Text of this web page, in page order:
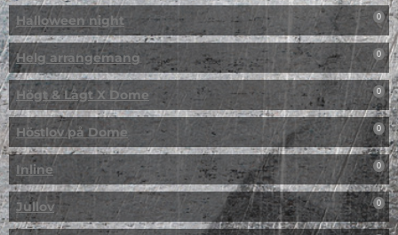
Halloween night 0
Helg arrangemang 0
Högt & Lågt X Dome 0
Höstlov på Dome 0
Inline 0
Jullov 0